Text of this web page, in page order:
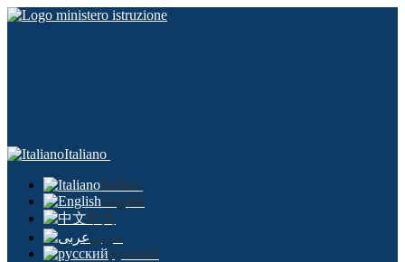
Italiano
Italiano
English
中文
عربى
русский